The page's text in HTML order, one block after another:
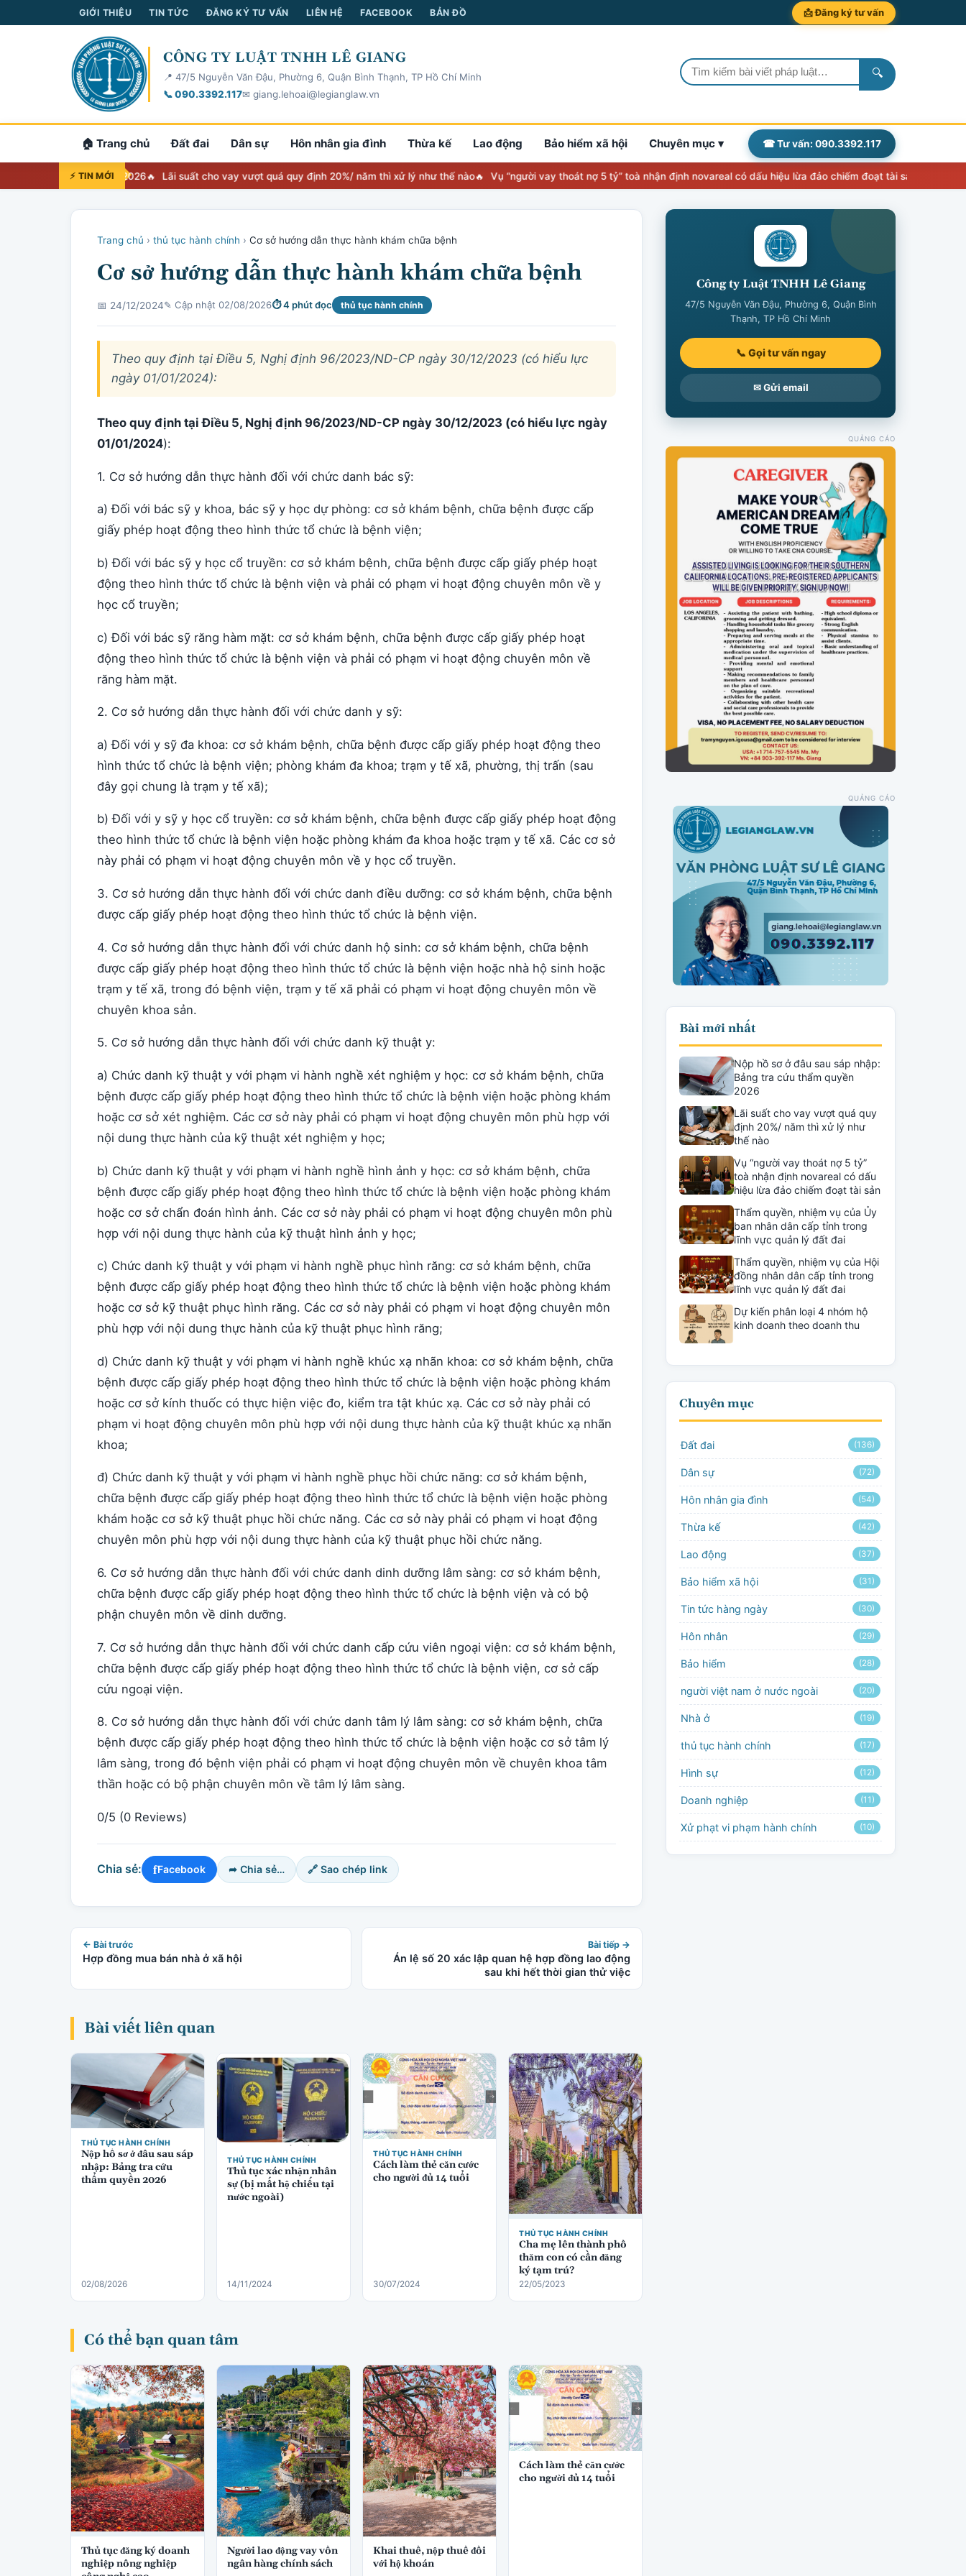
GIỚI THIỆU TIN TỨC ĐĂNG KÝ TƯ VẤN LIÊN HỆ FACEBOOK BẢN ĐỒ 📩 Đăng ký tư vấn
CÔNG TY LUẬT TNHH LÊ GIANG
📍 47/5 Nguyễn Văn Đậu, Phường 6, Quận Bình Thạnh, TP Hồ Chí Minh
📞 090.3392.117✉ giang.lehoai@legianglaw.vn
🔍
🏠 Trang chủ Đất đai Dân sự Hôn nhân gia đình Thừa kế Lao động Bảo hiểm xã hội Chuyên mục ▾ ☎ Tư vấn: 090.3392.117
⚡ TIN MỚI
thẩm quyền 2026 Lãi suất cho vay vượt quá quy định 20%/ năm thì xử lý như thế nào Vụ “người vay thoát nợ 5 tỷ” toà nhận định novareal có dấu hiệu lừa đảo chiếm đoạt tài sản Thẩm quyền,
Trang chủ › thủ tục hành chính › Cơ sở hướng dẫn thực hành khám chữa bệnh
Cơ sở hướng dẫn thực hành khám chữa bệnh
📅 24/12/2024✎ Cập nhật 02/08/2026⏱ 4 phút đọc thủ tục hành chính
Theo quy định tại Điều 5, Nghị định 96/2023/ND-CP ngày 30/12/2023 (có hiểu lực
ngày 01/01/2024):
Theo quy định tại Điều 5, Nghị định 96/2023/ND-CP ngày 30/12/2023 (có hiểu lực ngày
01/01/2024):
1. Cơ sở hướng dẫn thực hành đối với chức danh bác sỹ:
a) Đối với bác sỹ y khoa, bác sỹ y học dự phòng: cơ sở khám bệnh, chữa bệnh được cấp
giấy phép hoạt động theo hình thức tổ chức là bệnh viện;
b) Đối với bác sỹ y học cổ truyền: cơ sở khám bệnh, chữa bệnh được cấp giấy phép hoạt
động theo hình thức tổ chức là bệnh viện và phải có phạm vi hoạt động chuyên môn về y
học cổ truyền;
c) Đối với bác sỹ răng hàm mặt: cơ sở khám bệnh, chữa bệnh được cấp giấy phép hoạt
động theo hình thức tổ chức là bệnh viện và phải có phạm vi hoạt động chuyên môn về
răng hàm mặt.
2. Cơ sở hướng dẫn thực hành đối với chức danh y sỹ:
a) Đối với y sỹ đa khoa: cơ sở khám bệnh, chữa bệnh được cấp giấy phép hoạt động theo
hình thức tổ chức là bệnh viện; phòng khám đa khoa; trạm y tế xã, phường, thị trấn (sau
đây gọi chung là trạm y tế xã);
b) Đối với y sỹ y học cổ truyền: cơ sở khám bệnh, chữa bệnh được cấp giấy phép hoạt động
theo hình thức tổ chức là bệnh viện hoặc phòng khám đa khoa hoặc trạm y tế xã. Các cơ sở
này phải có phạm vi hoạt động chuyên môn về y học cổ truyền.
3. Cơ sở hướng dẫn thực hành đối với chức danh điều dưỡng: cơ sở khám bệnh, chữa bệnh
được cấp giấy phép hoạt động theo hình thức tổ chức là bệnh viện.
4. Cơ sở hướng dẫn thực hành đối với chức danh hộ sinh: cơ sở khám bệnh, chữa bệnh
được cấp giấy phép hoạt động theo hình thức tổ chức là bệnh viện hoặc nhà hộ sinh hoặc
trạm y tế xã, trong đó bệnh viện, trạm y tế xã phải có phạm vi hoạt động chuyên môn về
chuyên khoa sản.
5. Cơ sở hướng dẫn thực hành đối với chức danh kỹ thuật y:
a) Chức danh kỹ thuật y với phạm vi hành nghề xét nghiệm y học: cơ sở khám bệnh, chữa
bệnh được cấp giấy phép hoạt động theo hình thức tổ chức là bệnh viện hoặc phòng khám
hoặc cơ sở xét nghiệm. Các cơ sở này phải có phạm vi hoạt động chuyên môn phù hợp với
nội dung thực hành của kỹ thuật xét nghiệm y học;
b) Chức danh kỹ thuật y với phạm vi hành nghề hình ảnh y học: cơ sở khám bệnh, chữa
bệnh được cấp giấy phép hoạt động theo hình thức tổ chức là bệnh viện hoặc phòng khám
hoặc cơ sở chẩn đoán hình ảnh. Các cơ sở này phải có phạm vi hoạt động chuyên môn phù
hợp với nội dung thực hành của kỹ thuật hình ảnh y học;
c) Chức danh kỹ thuật y với phạm vi hành nghề phục hình răng: cơ sở khám bệnh, chữa
bệnh được cấp giấy phép hoạt động theo hình thức tổ chức là bệnh viện hoặc phòng khám
hoặc cơ sở kỹ thuật phục hình răng. Các cơ sở này phải có phạm vi hoạt động chuyên môn
phù hợp với nội dung thực hành của kỹ thuật phục hình răng;
d) Chức danh kỹ thuật y với phạm vi hành nghề khúc xạ nhãn khoa: cơ sở khám bệnh, chữa
bệnh được cấp giấy phép hoạt động theo hình thức tổ chức là bệnh viện hoặc phòng khám
hoặc cơ sở kính thuốc có thực hiện việc đo, kiểm tra tật khúc xạ. Các cơ sở này phải có
phạm vi hoạt động chuyên môn phù hợp với nội dung thực hành của kỹ thuật khúc xạ nhãn
khoa;
đ) Chức danh kỹ thuật y với phạm vi hành nghề phục hồi chức năng: cơ sở khám bệnh,
chữa bệnh được cấp giấy phép hoạt động theo hình thức tổ chức là bệnh viện hoặc phòng
khám hoặc cơ sở kỹ thuật phục hồi chức năng. Các cơ sở này phải có phạm vi hoạt động
chuyên môn phù hợp với nội dung thực hành của kỹ thuật phục hồi chức năng.
6. Cơ sở hướng dẫn thực hành đối với chức danh dinh dưỡng lâm sàng: cơ sở khám bệnh,
chữa bệnh được cấp giấy phép hoạt động theo hình thức tổ chức là bệnh viện và có bộ
phận chuyên môn về dinh dưỡng.
7. Cơ sở hướng dẫn thực hành đối với chức danh cấp cứu viên ngoại viện: cơ sở khám bệnh,
chữa bệnh được cấp giấy phép hoạt động theo hình thức tổ chức là bệnh viện, cơ sở cấp
cứu ngoại viện.
8. Cơ sở hướng dẫn thực hành đối với chức danh tâm lý lâm sàng: cơ sở khám bệnh, chữa
bệnh được cấp giấy phép hoạt động theo hình thức tổ chức là bệnh viện hoặc cơ sở tâm lý
lâm sàng, trong đó bệnh viện phải có phạm vi hoạt động chuyên môn về chuyên khoa tâm
thần hoặc có bộ phận chuyên môn về tâm lý lâm sàng.
0/5 (0 Reviews)
Chia sẻ: fFacebook ➦ Chia sẻ… 🔗 Sao chép link
← Bài trước
Hợp đồng mua bán nhà ở xã hội
Bài tiếp →
Án lệ số 20 xác lập quan hệ hợp đồng lao động
sau khi hết thời gian thử việc
Bài viết liên quan
THỦ TỤC HÀNH CHÍNH
Nộp hồ sơ ở đâu sau sáp
nhập: Bảng tra cứu
thẩm quyền 2026
02/08/2026
THỦ TỤC HÀNH CHÍNH
Thủ tục xác nhận nhân
sự (bị mất hộ chiếu tại
nước ngoài)
14/11/2024
THỦ TỤC HÀNH CHÍNH
Cách làm thẻ căn cước
cho người đủ 14 tuổi
30/07/2024
THỦ TỤC HÀNH CHÍNH
Cha mẹ lên thành phố
thăm con có cần đăng
ký tạm trú?
22/05/2023
Có thể bạn quan tâm
Thủ tục đăng ký doanh
nghiệp nông nghiệp
Người lao động vay vốn
ngân hàng chính sách
Khai thuế, nộp thuế đối
với hộ khoán
Cách làm thẻ căn cước
cho người đủ 14 tuổi
Công ty Luật TNHH Lê Giang
47/5 Nguyễn Văn Đậu, Phường 6, Quận Bình
Thạnh, TP Hồ Chí Minh
📞 Gọi tư vấn ngay
✉ Gửi email
QUẢNG CÁO
QUẢNG CÁO
Bài mới nhất
Nộp hồ sơ ở đâu sau sáp nhập:
Bảng tra cứu thẩm quyền
2026
Lãi suất cho vay vượt quá quy
định 20%/ năm thì xử lý như
thế nào
Vụ “người vay thoát nợ 5 tỷ”
toà nhận định novareal có dấu
hiệu lừa đảo chiếm đoạt tài sản
Thẩm quyền, nhiệm vụ của Ủy
ban nhân dân cấp tỉnh trong
lĩnh vực quản lý đất đai
Thẩm quyền, nhiệm vụ của Hội
đồng nhân dân cấp tỉnh trong
lĩnh vực quản lý đất đai
Dự kiến phân loại 4 nhóm hộ
kinh doanh theo doanh thu
Chuyên mục
Đất đai (136)
Dân sự (72)
Hôn nhân gia đình (54)
Thừa kế (42)
Lao động (37)
Bảo hiểm xã hội (31)
Tin tức hàng ngày (30)
Hôn nhân (29)
Bảo hiểm (28)
người việt nam ở nước ngoài (20)
Nhà ở (19)
thủ tục hành chính (17)
Hình sự (12)
Doanh nghiệp (11)
Xử phạt vi phạm hành chính (10)